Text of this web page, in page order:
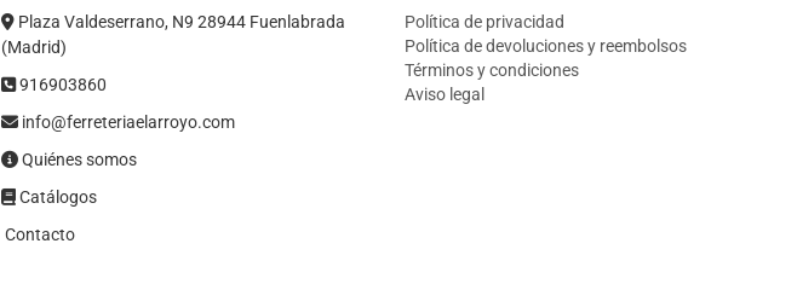
Plaza Valdeserrano, N9 28944 Fuenlabrada
(Madrid)
916903860
info@ferreteriaelarroyo.com
Quiénes somos
Catálogos
Contacto
Política de privacidad
Política de devoluciones y reembolsos
Términos y condiciones
Aviso legal
En línea · responde en segundos
WhatsApp